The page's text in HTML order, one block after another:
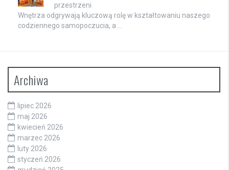
przestrzeni
Wnętrza odgrywają kluczową rolę w kształtowaniu naszego
codziennego samopoczucia, a …
Archiwa
lipiec 2026
maj 2026
kwiecień 2026
marzec 2026
luty 2026
styczeń 2026